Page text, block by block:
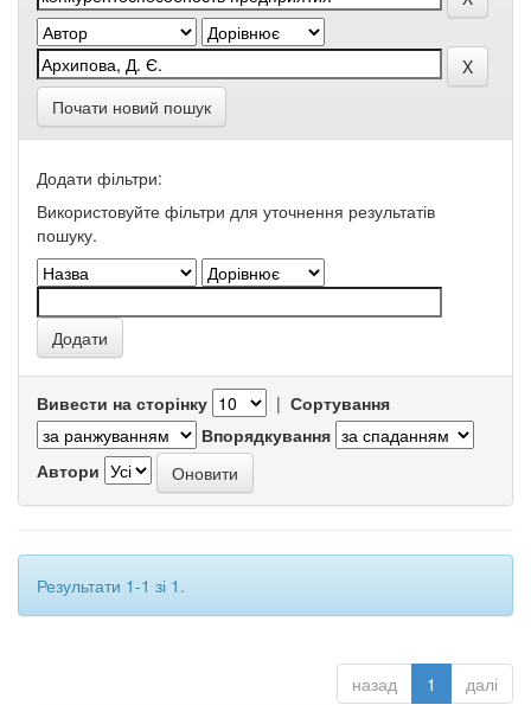
Почати новий пошук
Додати фільтри:
Використовуйте фільтри для уточнення результатів
пошуку.
Вивести на сторінку | Сортування
Впорядкування
Автори
Результати 1-1 зі 1.
назад 1 далі